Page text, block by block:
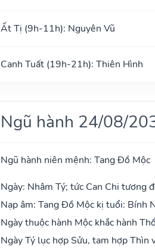
Ất Tị (9h-11h): Nguyên Vũ
Canh Tuất (19h-21h): Thiên Hình
Ngũ hành 24/08/
Ngũ hành niên mệnh: Tang Đồ Mộc
Ngày: Nhâm Tý; tức Can Chi tương
Nạp âm: Tang Đồ Mộc kị tuổi: Bính
Ngày thuộc hành Mộc khắc hành
Ngày Tý lục hợp Sửu, tam hợp Thìn